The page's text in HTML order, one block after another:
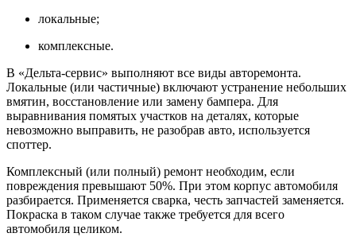
локальные;
комплексные.
В «Дельта-сервис» выполняют все виды авторемонта.
Локальные (или частичные) включают устранение небольших
вмятин, восстановление или замену бампера. Для
выравнивания помятых участков на деталях, которые
невозможно выправить, не разобрав авто, используется
споттер.
Комплексный (или полный) ремонт необходим, если
повреждения превышают 50%. При этом корпус автомобиля
разбирается. Применяется сварка, честь запчастей заменяется.
Покраска в таком случае также требуется для всего
автомобиля целиком.